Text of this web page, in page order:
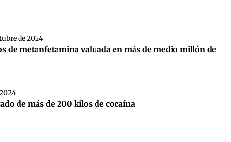
de 2024
de metanfetamina valuada en más de medio millón de
de más de 200 kilos de cocaína